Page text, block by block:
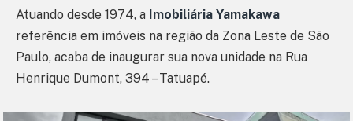
Atuando desde 1974, a Imobiliária Yamakawa
referência em imóveis na região da Zona Leste de São
Paulo, acaba de inaugurar sua nova unidade na Rua
Henrique Dumont, 394 – Tatuapé.